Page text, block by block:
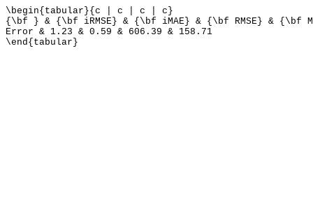
\begin{tabular}{c | c | c | c}
{\bf } & {\bf iRMSE} & {\bf iMAE} & {\bf RMSE} & {\bf
Error & 1.23 & 0.59 & 606.39 & 158.71
\end{tabular}